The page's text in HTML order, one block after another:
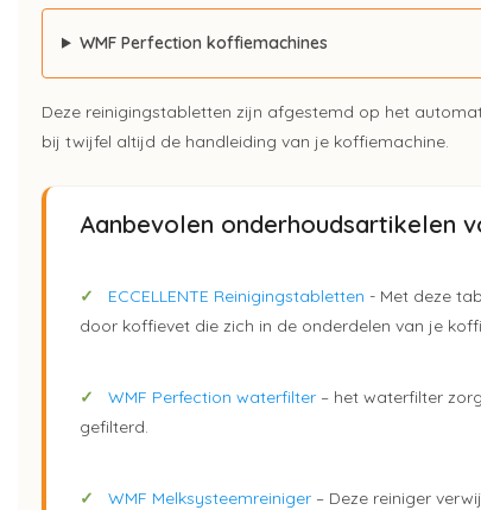
WMF Perfection koffiemachines
Deze reinigingstabletten zijn afgestemd op het
bij twijfel altijd de handleiding van je koffiemachine.
Aanbevolen onderhoudsartikelen
✓ ECCELLENTE Reinigingstabletten - Met deze
door koffievet die zich in de onderdelen van je
✓ WMF Perfection waterfilter – het waterfilter
gefilterd.
✓ WMF Melksysteemreiniger – Deze reiniger